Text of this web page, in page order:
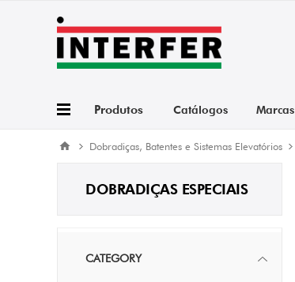
Produtos Catálogos Marcas
Dobradiças, Batentes e Sistemas Elevatórios
DOBRADIÇAS ESPECIAIS
CATEGORY